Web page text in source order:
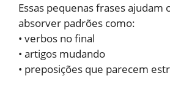
Essas pequenas frases ajudam
absorver padrões como:
• verbos no final
• artigos mudando
• preposições que parecem